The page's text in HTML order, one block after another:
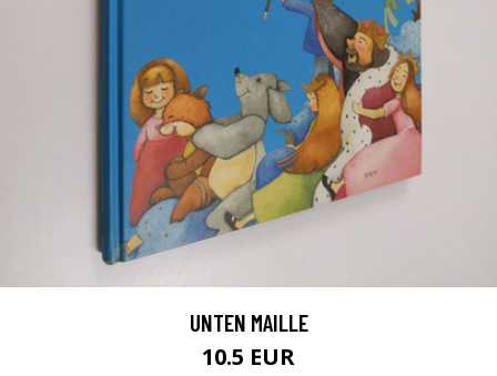
UNTEN MAILLE
10.5 EUR